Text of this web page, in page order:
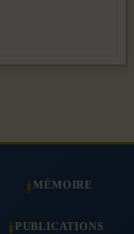
MÉMOIRE
PUBLICATIONS